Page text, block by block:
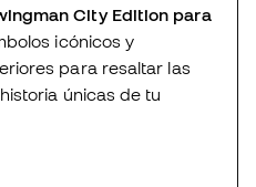
City Edition para
icónicos y
​​para resaltar las
únicas de tu